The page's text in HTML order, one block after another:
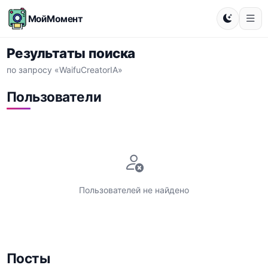
МойМомент
Результаты поиска
по запросу «WaifuCreatorIA»
Пользователи
Пользователей не найдено
Посты